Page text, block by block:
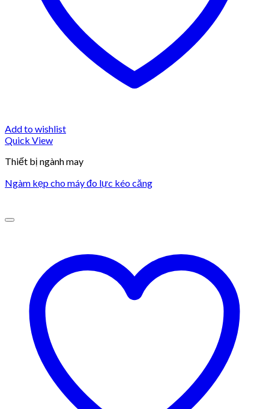
Add to wishlist
Quick View
Thiết bị ngành may
Ngàm kẹp cho máy đo lực kéo căng